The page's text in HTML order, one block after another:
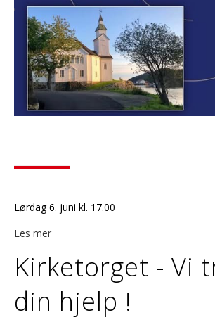
Lørdag 6. juni kl. 17.00
Les mer
Kirketorget - Vi
din hjelp !